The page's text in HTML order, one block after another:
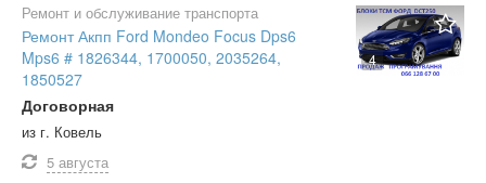
4
Ремонт и обслуживание транспорта
Ремонт Акпп Ford Mondeo Focus Dps6
Mps6 # 1826344, 1700050, 2035264,
1850527
Договорная
из г. Ковель
5 августа